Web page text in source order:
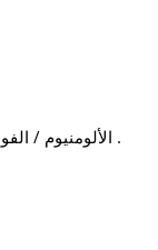
المواد : SKD11 / SKH51 / الألومنيوم / الفولاذ المقاوم للصدأ الخ .